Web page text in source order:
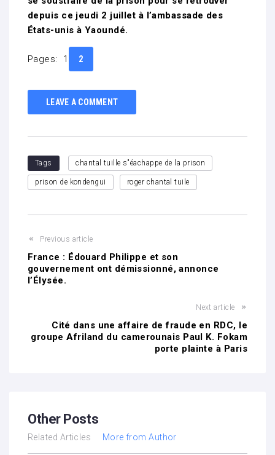
depuis ce jeudi 2 juillet à l’ambassade des
États-unis à Yaoundé.
Pages: 1 2
LEAVE A COMMENT
Tags chantal tuille s"éachappe de la prison
prison de kondengui roger chantal tuile
Previous article
France : Édouard Philippe et son
gouvernement ont démissionné, annonce
l’Élysée.
Next article
Cité dans une affaire de fraude en RDC, le
groupe Afriland du camerounais Paul K. Fokam
porte plainte à Paris
Other Posts
Related Articles More from Author